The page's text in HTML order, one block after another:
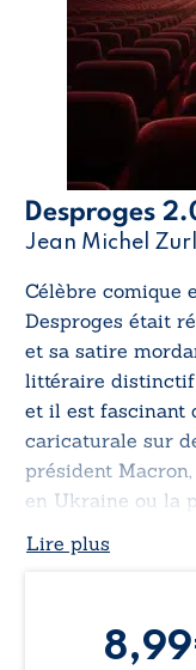
Desproges
Jean Michel
Célèbre comique
Desproges était
et sa satire
littéraire distinctif
et il est fascinant
caricaturale sur
président
en Ukraine ou la
Lire plus
8,99